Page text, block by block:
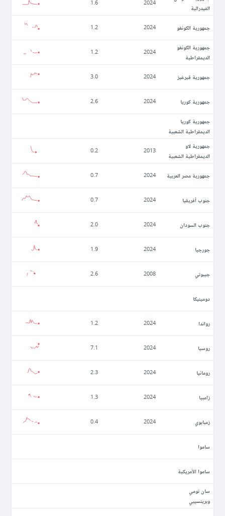
الفيدرالية
2024
1.6
جمهورية الكونغو 2024
1.2
جمهورية الكونغو
الديمقراطية
2024
1.2
جمهورية قيرغيز 2024
3.0
جمهورية كوريا 2024
2.6
جمهورية كوريا
الديمقراطية الشعبية
جمهورية لاو
الديمقراطية الشعبية
2013
0.2
جمهورية مصر العربية 2024
0.7
جنوب أفريقيا 2024
0.7
جنوب السودان 2024
2.0
جورجيا 2024
1.9
جيبوتي 2008
2.6
دومينيكا
رواندا 2024
1.2
روسيا 2024
7.1
رومانيا 2024
2.3
زامبيا 2024
1.3
زمبابوي 2024
0.4
ساموا
ساموا الأمريكية
سان تومي
وبرينسيبي